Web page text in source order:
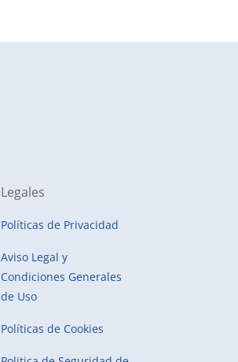
Legales
Políticas de Privacidad
Aviso Legal y
Condiciones Generales
de Uso
Políticas de Cookies